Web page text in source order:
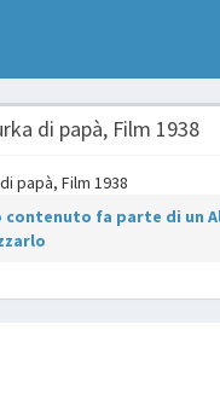
di papà, Film 1938
contenuto fa parte di un